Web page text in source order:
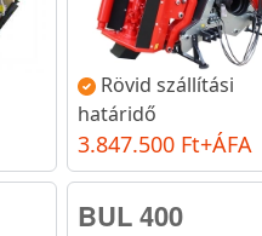
Rövid szállítási
határidő
3.847.500 Ft+ÁFA
BUL 400